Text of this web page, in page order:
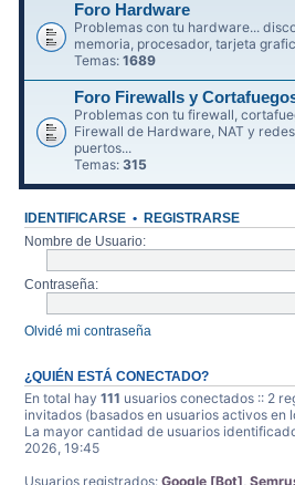
Foro Hardware
Problemas con tu hardware...
memoria, procesador, tarjeta
Temas:1689
Foro Firewalls y
Problemas con tu firewall,
Firewall de Hardware, NAT y
puertos...
Temas:315
IDENTIFICARSE • REGISTRARSE
Nombre de Usuario:
Contraseña:
Olvidé mi contraseña
¿QUIÉN ESTÁ CONECTADO?
En total hay111 usuarios conectados :: 2
invitados (basados en usuarios activos en
La mayor cantidad de usuarios
2026, 19:45
Usuarios registrados:Google [Bot] ,